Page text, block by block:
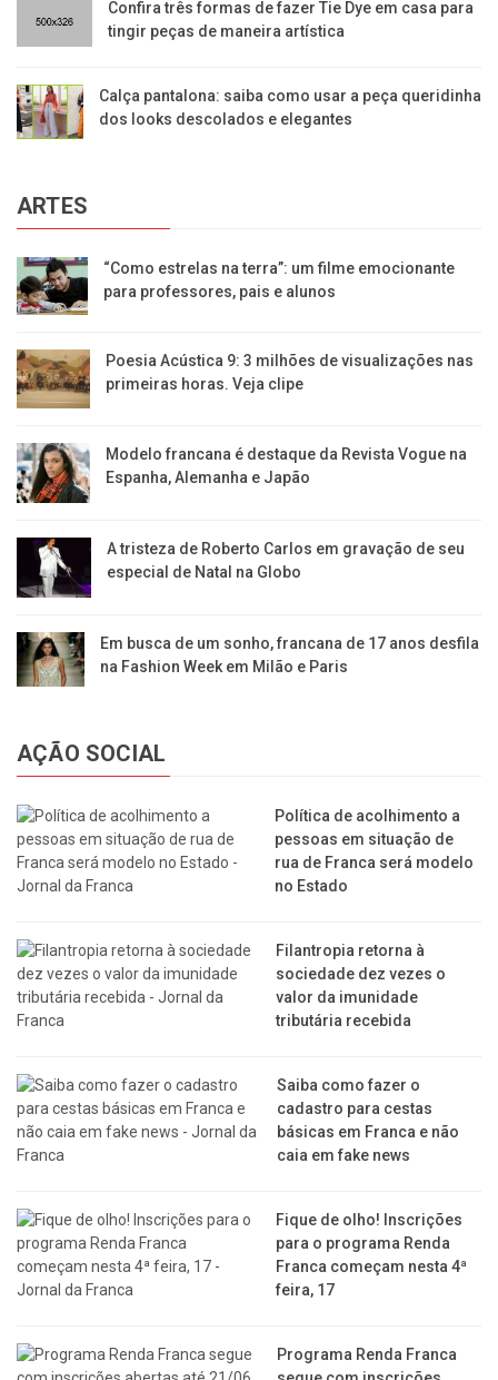
Confira três formas de fazer Tie Dye em casa para
tingir peças de maneira artística
Calça pantalona: saiba como usar a peça queridinha
dos looks descolados e elegantes
ARTES
“Como estrelas na terra”: um filme emocionante
para professores, pais e alunos
Poesia Acústica 9: 3 milhões de visualizações nas
primeiras horas. Veja clipe
Modelo francana é destaque da Revista Vogue na
Espanha, Alemanha e Japão
A tristeza de Roberto Carlos em gravação de seu
especial de Natal na Globo
Em busca de um sonho, francana de 17 anos desfila
na Fashion Week em Milão e Paris
AÇÃO SOCIAL
Política de acolhimento a
pessoas em situação de
rua de Franca será modelo
no Estado
Filantropia retorna à
sociedade dez vezes o
valor da imunidade
tributária recebida
Saiba como fazer o
cadastro para cestas
básicas em Franca e não
caia em fake news
Fique de olho! Inscrições
para o programa Renda
Franca começam nesta 4ª
feira, 17
Programa Renda Franca